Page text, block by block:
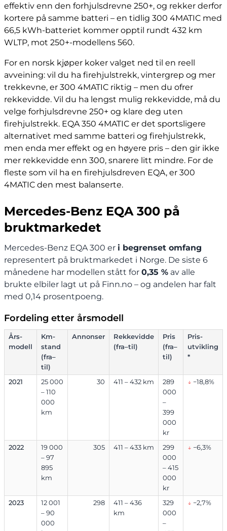
effektiv enn den forhjulsdrevne 250+, og rekker derfor
kortere på samme batteri – en tidlig 300 4MATIC med
66,5 kWh-batteriet kommer opptil rundt 432 km
WLTP, mot 250+-modellens 560.
For en norsk kjøper koker valget ned til en reell
avveining: vil du ha firehjulstrekk, vintergrep og mer
trekkevne, er 300 4MATIC riktig – men du ofrer
rekkevidde. Vil du ha lengst mulig rekkevidde, må du
velge forhjulsdrevne 250+ og klare deg uten
firehjulstrekk. EQA 350 4MATIC er det sportsligere
alternativet med samme batteri og firehjulstrekk,
men enda mer effekt og en høyere pris – den gir ikke
mer rekkevidde enn 300, snarere litt mindre. For de
fleste som vil ha en firehjulsdreven EQA, er 300
4MATIC den mest balanserte.
Mercedes-Benz EQA 300 på
bruktmarkedet
Mercedes-Benz EQA 300 er i begrenset omfang
representert på bruktmarkedet i Norge. De siste 6
månedene har modellen stått for 0,35 % av alle
brukte elbiler lagt ut på Finn.no – og andelen har falt
med 0,14 prosentpoeng.
Fordeling etter årsmodell
Års-
modell
Km-
stand
(fra–
til)
Annonser
Rekkevidde
(fra–til)
Pris
(fra–
til)
Pris-
utvikling
*
2021
25 000
– 110
000
km
30 411 – 432 km
289
000
–
399
000
kr
↓ −18,8%
2022
19 000
– 97
895
km
305 411 – 433 km
299
000
– 415
000
kr
↓ −6,3%
2023
12 001
– 90
000
298
411 – 436
km
329
000
–
↓ −2,7%